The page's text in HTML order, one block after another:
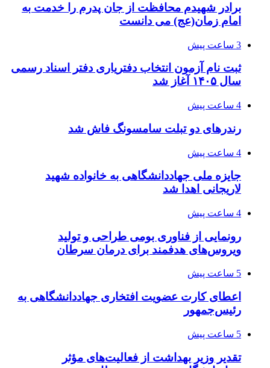
برادر شهیدم محافظت از جان پدرم را خدمت به
امام زمان(عج) می دانست
3 ساعت پیش
ثبت نام آزمون انتخاب دفتریاری دفتر اسناد رسمی
سال ۱۴۰۵ آغاز شد
4 ساعت پیش
رندرهای دو تبلت سامسونگ فاش شد
4 ساعت پیش
جایزه ملی جهاددانشگاهی به خانواده شهید
لاریجانی اهدا شد
4 ساعت پیش
رونمایی از فناوری بومی طراحی و تولید
ویروس‌های هدفمند برای درمان سرطان
5 ساعت پیش
اعطای کارت عضویت افتخاری جهاددانشگاهی به
رئیس‌جمهور
5 ساعت پیش
تقدیر وزیر بهداشت از فعالیت‌های مؤثر